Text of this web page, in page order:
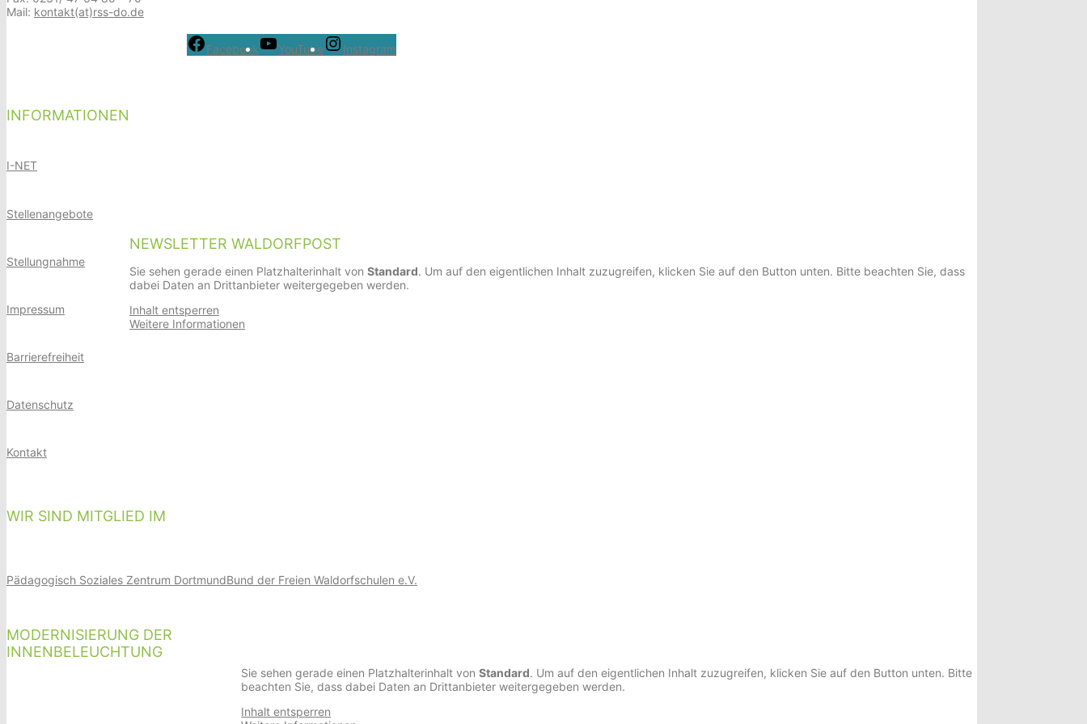
Mail: kontakt(at)rss-do.de
Facebook YouTube Instagram
INFORMATIONEN
I-NET
Stellenangebote
Stellungnahme
Impressum
Barrierefreiheit
Datenschutz
Kontakt
NEWSLETTER WALDORFPOST
Sie sehen gerade einen Platzhalterinhalt von Standard. Um auf den eigentlichen Inhalt zuzugreifen, klicken Sie auf den Button unten. Bitte beachten Sie, dass
dabei Daten an Drittanbieter weitergegeben werden.
Inhalt entsperren
Weitere Informationen
WIR SIND MITGLIED IM
Pädagogisch Soziales Zentrum DortmundBund der Freien Waldorfschulen e.V.
MODERNISIERUNG DER
INNENBELEUCHTUNG
Sie sehen gerade einen Platzhalterinhalt vonStandard. Um auf den eigentlichen Inhalt zuzugreifen, klicken Sie auf den Button unten. Bitte
beachten Sie, dass dabei Daten an Drittanbieter weitergegeben werden.
Inhalt entsperren